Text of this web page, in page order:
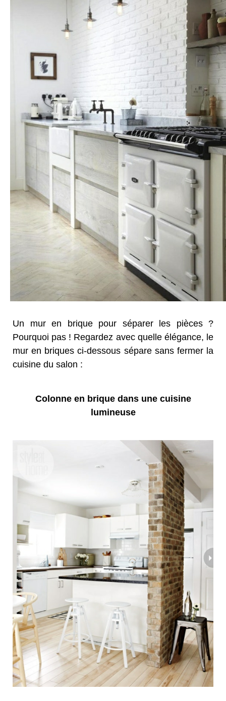
Un mur en brique pour séparer les pièces ?
Pourquoi pas ! Regardez avec quelle élégance, le
mur en briques ci-dessous sépare sans fermer la
cuisine du salon :
Colonne en brique dans une cuisine
lumineuse